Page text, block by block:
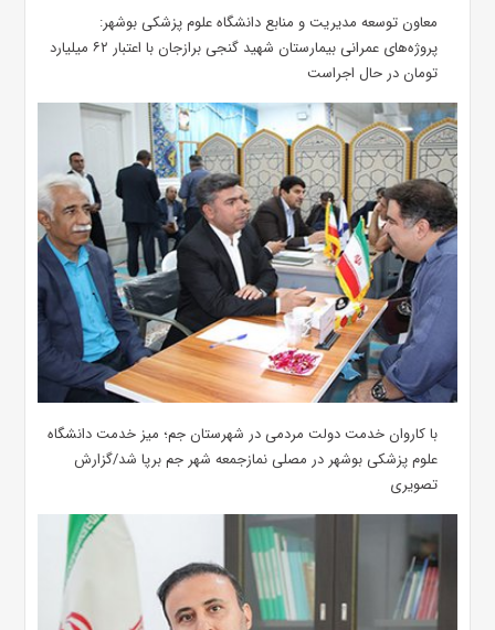
معاون توسعه مدیریت و منابع دانشگاه علوم پزشکی بوشهر:
پروژه‌های عمرانی بیمارستان شهید گنجی برازجان با اعتبار ۶۲ میلیارد
تومان در حال اجراست
با کاروان خدمت دولت مردمی در شهرستان جم؛ میز خدمت دانشگاه
علوم پزشکی بوشهر در مصلی نمازجمعه شهر جم برپا شد/گزارش
تصویری